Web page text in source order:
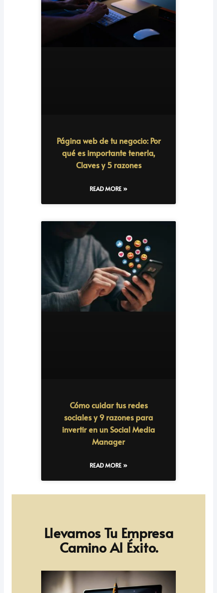
Página web de tu negocio: Por
qué es importante tenerla,
Claves y 5 razones
READ MORE »
Cómo cuidar tus redes
sociales y 9 razones para
invertir en un Social Media
Manager
READ MORE »
Llevamos Tu Empresa
Camino Al Éxito.